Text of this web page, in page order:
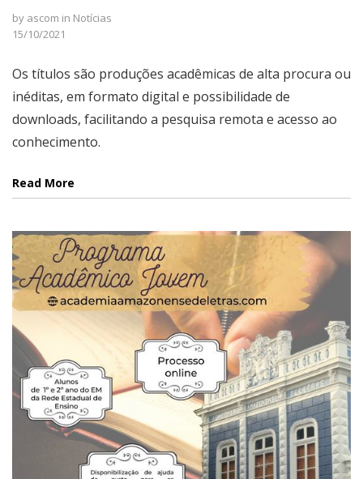
by ascom in Notícias
15/10/2021
Os títulos são produções acadêmicas de alta procura ou
inéditas, em formato digital e possibilidade de
downloads, facilitando a pesquisa remota e acesso ao
conhecimento.
Read More